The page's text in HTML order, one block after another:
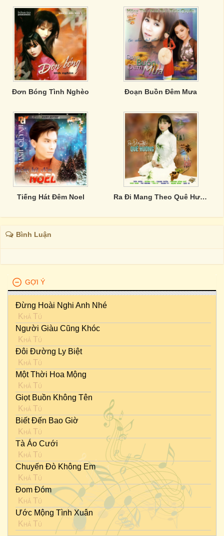
Đơn Bóng Tình Nghèo Đoạn Buồn Đêm Mưa
Tiếng Hát Đêm Noel Ra Đi Mang Theo Quê Hương
Bình Luận
GỢI Ý
Đừng Hoài Nghi Anh Nhé
Khả Tú
Người Giàu Cũng Khóc
Khả Tú
Đôi Đường Ly Biệt
Khả Tú
Một Thời Hoa Mộng
Khả Tú
Giọt Buồn Không Tên
Khả Tú
Biết Đến Bao Giờ
Khả Tú
Tà Áo Cưới
Khả Tú
Chuyến Đò Không Em
Khả Tú
Đom Đóm
Khả Tú
Ước Mộng Tình Xuân
Khả Tú